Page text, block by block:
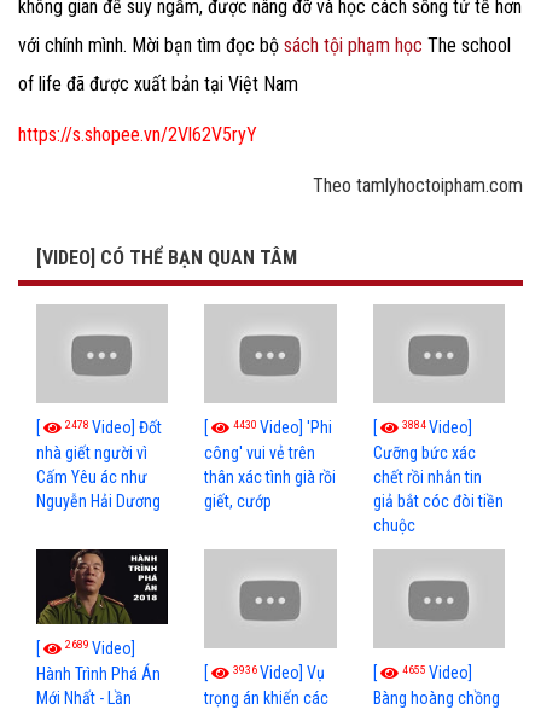
không gian để suy ngẫm, được nâng đỡ và học cách sống tử tế hơn
với chính mình. Mời bạn tìm đọc bộ sách tội phạm học The school
of life đã được xuất bản tại Việt Nam
https://s.shopee.vn/2Vl62V5ryY
Theo tamlyhoctoipham.com
[VIDEO] CÓ THỂ BẠN QUAN TÂM
[ 2478 Video] Đốt
nhà giết người vì
Cấm Yêu ác như
Nguyễn Hải Dương
[ 4430Video] 'Phi
công' vui vẻ trên
thân xác tình già rồi
giết, cướp
[ 3884Video]
Cưỡng bức xác
chết rồi nhắn tin
giả bắt cóc đòi tiền
chuộc
[ 2689 Video]
Hành Trình Phá Án
Mới Nhất - Lần
[ 3936Video] Vụ
trọng án khiến các
[ 4655 Video]
Bàng hoàng chồng